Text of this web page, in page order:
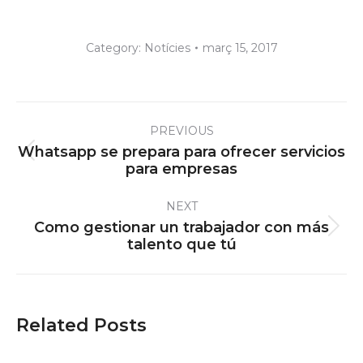
Category: Notícies març 15, 2017
navigationPREVIOUS
Previous
post:
Whatsapp se prepara para ofrecer servicios
para empresas
NEXT
Next
post:
Como gestionar un trabajador con más
talento que tú
Related Posts